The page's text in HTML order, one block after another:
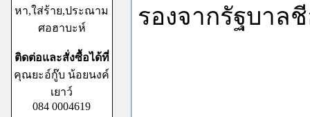
หา,ใส่ร้าย,ประณาม
ศอฮาบะห์
ติดต่อและสั่งซื้อได้ที่
คุณยะอ์กู๊บ น้อยนงค์
เยาว์
084 0004619
รองจากรัฐบาล